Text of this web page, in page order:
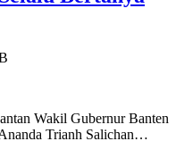
Wakil Gubernur Banten
Trianh Salichan…